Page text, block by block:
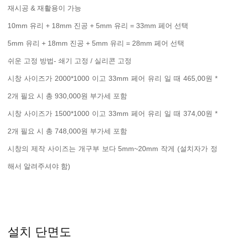
재시공 & 재활용이 가능
10mm 유리 + 18mm 진공 + 5mm 유리 = 33mm 페어 선택
5mm 유리 + 18mm 진공 + 5mm 유리 = 28mm 페어 선택
쉬운 고정 방법- 쇄기 고정 / 실리콘 고정
시창 사이즈가 2000*1000 이고 33mm 페어 유리 일 때 465,00원 *
2개 필요 시 총 930,000원 부가세 포함
시창 사이즈가 1500*1000 이고 33mm 페어 유리 일 때 374,00원 *
2개 필요 시 총 748,000원 부가세 포함
시창의 제작 사이즈는 개구부 보다 5mm~20mm 작게 (설치자가 정
해서 알려주셔야 함)
설치 단면도